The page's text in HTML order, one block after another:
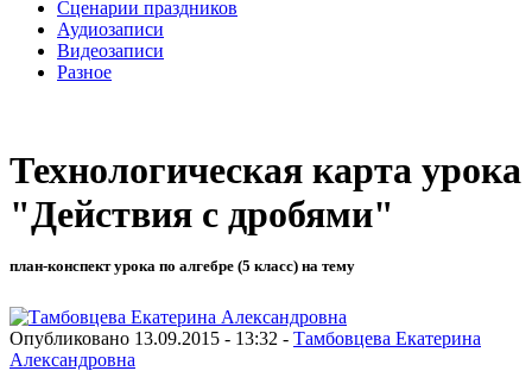
Сценарии праздников
Аудиозаписи
Видеозаписи
Разное
Технологическая карта урока
"Действия с дробями"
план-конспект урока по алгебре (5 класс) на тему
Опубликовано 13.09.2015 - 13:32 - Тамбовцева Екатерина
Александровна